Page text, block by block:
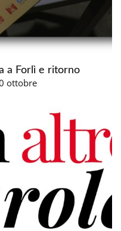
a Forlì e ritorno
ottobre